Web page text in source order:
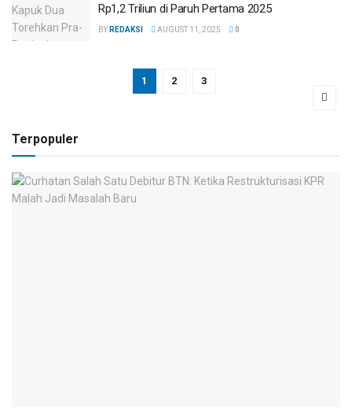
Rp1,2 Triliun di Paruh Pertama 2025
BY REDAKSI AUGUST 11, 2025 0
1 2 3
Terpopuler